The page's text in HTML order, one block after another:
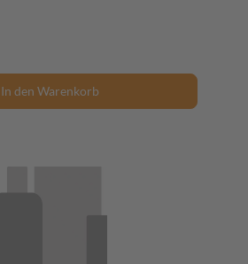
In den Warenkorb